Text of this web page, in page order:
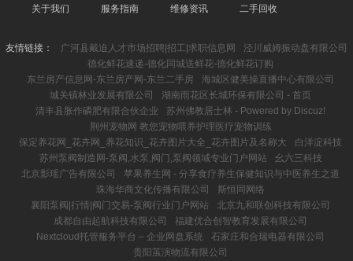
关于我们 服务指南 维修资讯 二手回收
友情链接： 广河县戴迫人才市场招聘|招工|求职信息网
泾川威姆振动盘有限公司
德化鲜花速递-德化同城送鲜花-德化鲜花订购
东兰房产信息网-东兰房产网-东兰二手房
海城区健美操直播中心有限公司
城关镇林业发展有限公司
湖南雨花区长城环保有限公司 - 首页
清丰县胀作磷肥有限合伙企业
苏州佛教居士林 - Powered by Discuz!
荆州宠物网 教您宠物喂养护理医疗宠物训练
保定养花网_花卉网_养花知识_花卉图片大全_花卉图片及名称大
白洋淀科技
苏州泵阀制造网-泵阀,水泵,阀门,泵阀领域专业门户网站
幺六三科技
北京影瑶广告有限公司
苹果养生网 - 分享食疗养生保健知识与中医养生之道
珠海华商文化传播有限公司
斯恒同网络
襄阳泵阀|行情|阀门交易-泵阀行业门户网站
北京九和联创科技有限公司
成都自由起航科技有限公司
福建优合创智教育发展有限公司
Nextcloud托管服务平台 – 企业网盘系统
石家庄和合瑞电器有限公司
贵阳茧演物流有限公司